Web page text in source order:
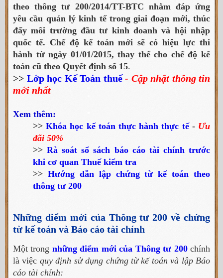
theo thông tư 200/2014/TT-BTC nhằm đáp ứng
yêu cầu quản lý kinh tế trong giai đoạn mới, thúc
đẩy môi trường đầu tư kinh doanh và hội nhập
quốc tế. Chế độ kế toán mới sẽ có hiệu lực thi
hành từ ngày 01/01/2015, thay thế cho chế độ kế
toán cũ theo Quyết định số 15.
>> Lớp học Kế Toán thuế- Cập nhật thông tin
mới nhất
Xem thêm:
>>Khóa học kế toán thực hành thực tế- Ưu
đãi 50%
>>Rà soát sổ sách báo cáo tài chính trước
khi cơ quan Thuế kiểm tra
>> Hướng dẫn lập chứng từ kế toán theo
thông tư 200
Những điểm mới của Thông tư 200 về chứng
từ kế toán và Báo cáo tài chính
Một trong những điểm mới của Thông tư 200 chính
là việc quy định sử dụng chứng từ kế toán và lập Báo
cáo tài chính: